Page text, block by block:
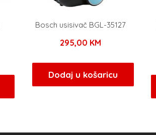
Bosch usisivač BGL-35127
295,00 KM
Dodaj u košaricu